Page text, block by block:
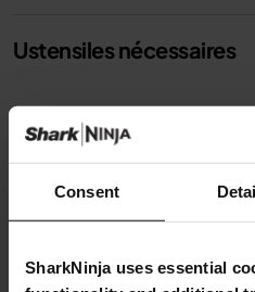
Consent
SharkNinja uses essential
Ustensiles nécessaires
Casserole Ninja Foodi
Instructions